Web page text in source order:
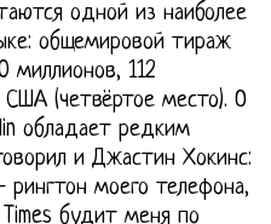
одной из наиболее
общемировой тираж
миллионов, 112
(четвёртое место). О
обладает редким
и Джастин Хокинс:
рингтон моего телефона,
будит меня по